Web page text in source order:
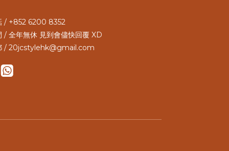
/ +852 6200 8352
/ 全年無休 見到會儘快回覆 XD
/ 20jcstylehk@gmail.com